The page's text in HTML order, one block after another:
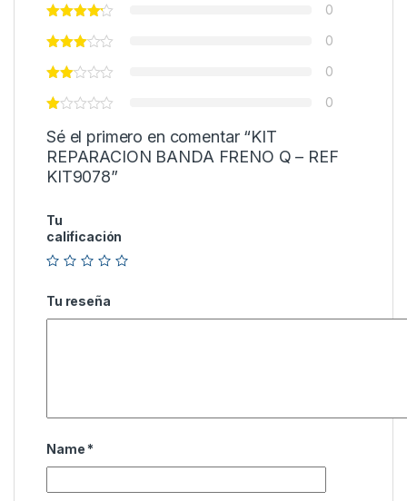
0
0
0
0
Sé el primero en comentar “KIT
REPARACION BANDA FRENO Q – REF
KIT9078”
Tu
calificación
Tu reseña
Name *